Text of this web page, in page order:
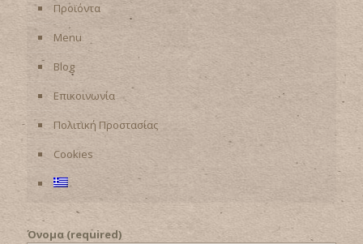
Προϊόντα
Menu
Blog
Επικοινωνία
Πολιτική Προστασίας
Cookies
Όνομα (required)